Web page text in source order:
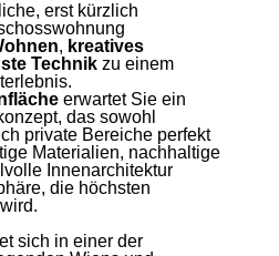
erst kürzlich
, kreatives
Technik zu einem
erwartet Sie ein
das sowohl
private Bereiche perfekt
Materialien, nachhaltige
Innenarchitektur
die höchsten
sich in einer der